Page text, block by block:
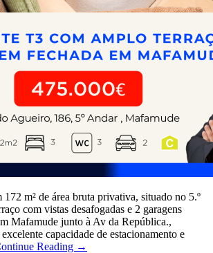
m² de área bruta privativa, situado no 5.º
com vistas desafogadas e 2 garagens
Mafamude junto à Av da República.,
capacidade de estacionamento e
Reading →